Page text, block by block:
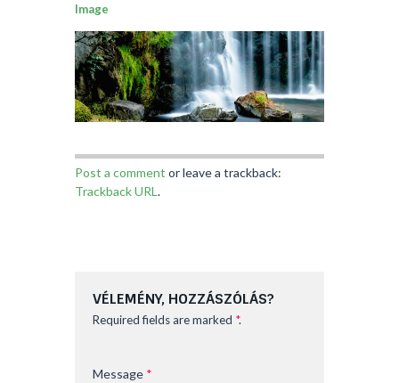
Image
Post a comment or leave a trackback:
Trackback URL.
VÉLEMÉNY, HOZZÁSZÓLÁS?
Required fields are marked *.
Message *